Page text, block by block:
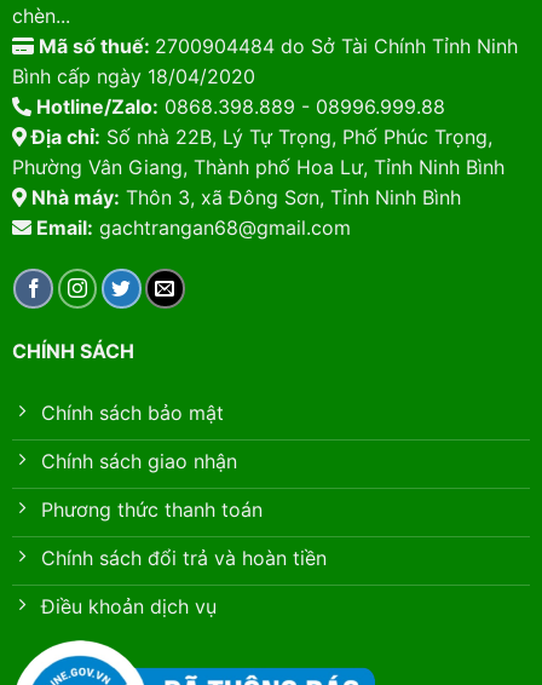
chèn...
Mã số thuế: 2700904484 do Sở Tài Chính Tỉnh Ninh
Bình cấp ngày 18/04/2020
Hotline/Zalo: 0868.398.889 - 08996.999.88
Địa chỉ: Số nhà 22B, Lý Tự Trọng, Phố Phúc Trọng,
Phường Vân Giang, Thành phố Hoa Lư, Tỉnh Ninh Bình
Nhà máy: Thôn 3, xã Đông Sơn, Tỉnh Ninh Bình
Email: gachtrangan68@gmail.com
CHÍNH SÁCH
Chính sách bảo mật
Chính sách giao nhận
Phương thức thanh toán
Chính sách đổi trả và hoàn tiền
Điều khoản dịch vụ